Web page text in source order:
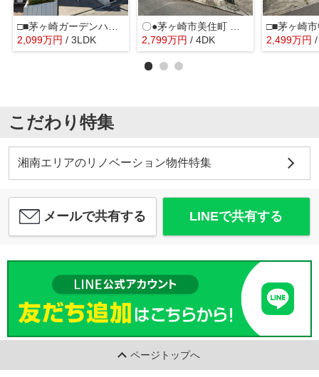
2,099万円 / 3LDK
2,799万円 / 4DK 2,499万円
こだわり特集
湘南エリアのリノベーション物件特集
メールで共有する LINEで共有する
ページトップへ